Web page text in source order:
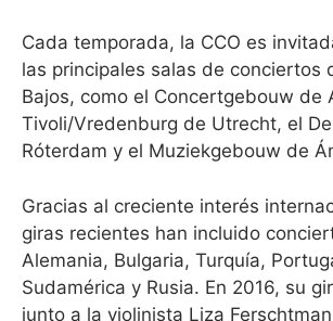
Cada temporada, la CCO es
las principales salas de conciertos
Bajos, como el Concertgebouw de
Tivoli/Vredenburg de Utrecht, el
Róterdam y el Muziekgebouw de
Gracias al creciente interés
giras recientes han incluido
Alemania, Bulgaria, Turquía,
Sudamérica y Rusia. En 2016, su
junto a la violinista Liza